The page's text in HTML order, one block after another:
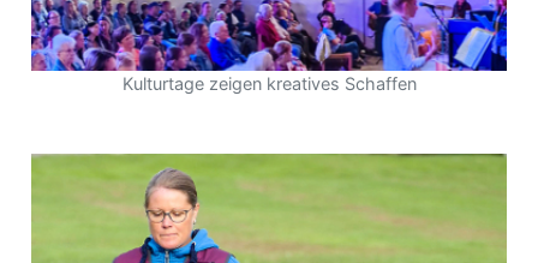
Kulturtage zeigen kreatives Schaffen